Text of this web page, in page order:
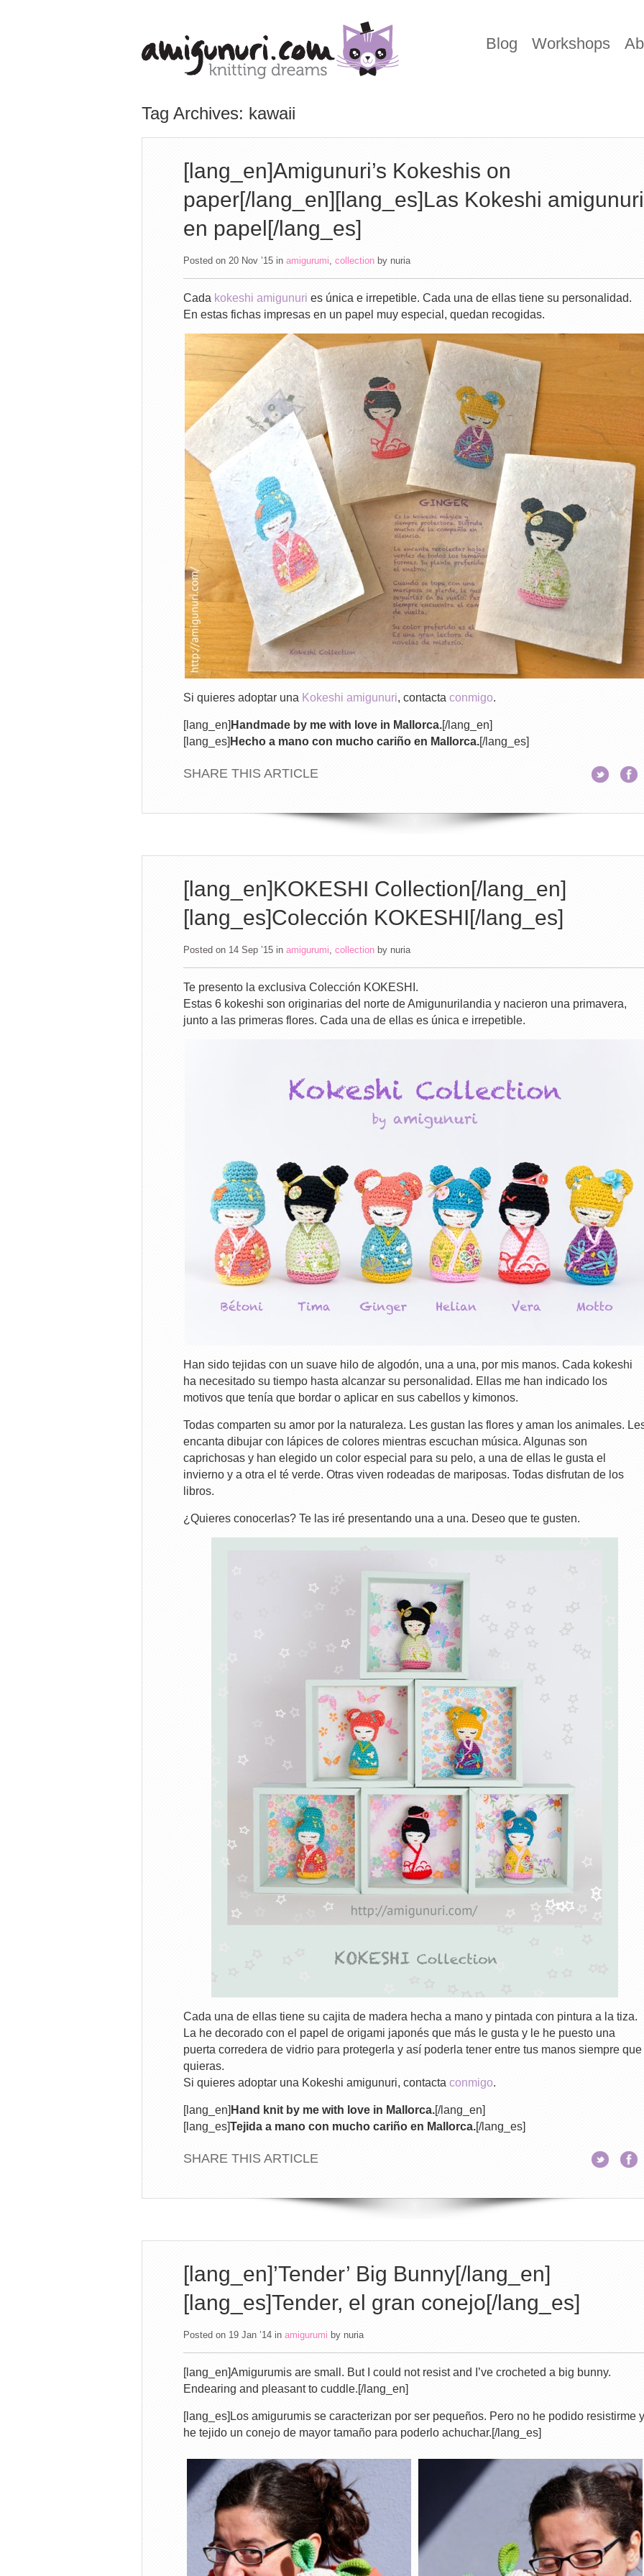
Blog Workshops
Tag Archives: kawaii
[lang_en]Amigunuri’s Kokeshis on
paper[/lang_en][lang_es]Las Kokeshi amigunuri
en papel[/lang_es]
Posted on 20 Nov ’15 in amigurumi, collection by nuria
Cada kokeshi amigunuri es única e irrepetible. Cada una de ellas tiene su personalidad.
En estas fichas impresas en un papel muy especial, quedan recogidas.
Si quieres adoptar una Kokeshi amigunuri, contacta conmigo.
[lang_en] Handmade by me with love in Mallorca.[/lang_en]
[lang_es] Hecho a mano con mucho cariño en Mallorca.[/lang_es]
SHARE THIS ARTICLE
[lang_en]KOKESHI Collection[/lang_en]
[lang_es]Colección KOKESHI[/lang_es]
Posted on 14 Sep ’15 in amigurumi, collection by nuria
Te presento la exclusiva Colección KOKESHI.
Estas 6 kokeshi son originarias del norte de Amigunurilandia y nacieron una primavera,
junto a las primeras flores. Cada una de ellas es única e irrepetible.
Han sido tejidas con un suave hilo de algodón, una a una, por mis manos. Cada kokeshi
ha necesitado su tiempo hasta alcanzar su personalidad. Ellas me han indicado los
motivos que tenía que bordar o aplicar en sus cabellos y kimonos.
Todas comparten su amor por la naturaleza. Les gustan las flores y aman los animales.
encanta dibujar con lápices de colores mientras escuchan música. Algunas son
caprichosas y han elegido un color especial para su pelo, a una de ellas le gusta el
invierno y a otra el té verde. Otras viven rodeadas de mariposas. Todas disfrutan de los
libros.
¿Quieres conocerlas? Te las iré presentando una a una. Deseo que te gusten.
Cada una de ellas tiene su cajita de madera hecha a mano y pintada con pintura a la tiza.
La he decorado con el papel de origami japonés que más le gusta y le he puesto una
puerta corredera de vidrio para protegerla y así poderla tener entre tus manos siempre que
quieras.
Si quieres adoptar una Kokeshi amigunuri, contacta conmigo.
[lang_en] Hand knit by me with love in Mallorca.[/lang_en]
[lang_es]Tejida a mano con mucho cariño en Mallorca.[/lang_es]
SHARE THIS ARTICLE
[lang_en]’Tender’ Big Bunny[/lang_en]
[lang_es]Tender, el gran conejo[/lang_es]
Posted on 19 Jan ’14 in amigurumi by nuria
[lang_en]Amigurumis are small. But I could not resist and I’ve crocheted a big bunny.
Endearing and pleasant to cuddle.[/lang_en]
[lang_es]Los amigurumis se caracterizan por ser pequeños. Pero no he podido resistirme y
he tejido un conejo de mayor tamaño para poderlo achuchar.[/lang_es]